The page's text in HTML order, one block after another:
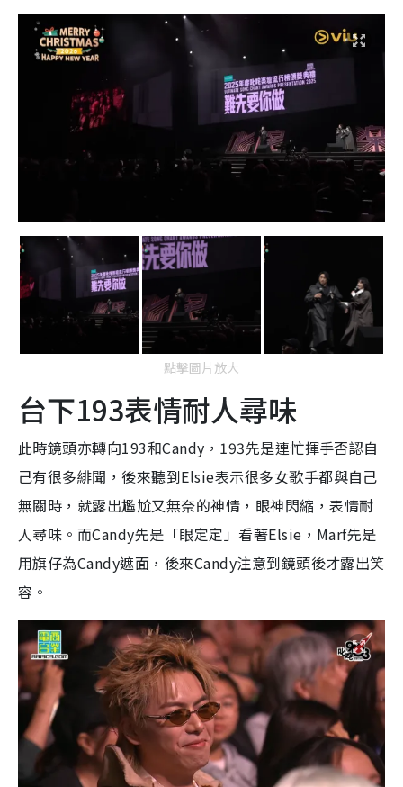
點擊圖片放大
台下193表情耐人尋味
此時鏡頭亦轉向193和Candy，193先是連忙揮手否認自
己有很多緋聞，後來聽到Elsie表示很多女歌手都與自己
無關時，就露出尷尬又無奈的神情，眼神閃縮，表情耐
人尋味。而Candy先是「眼定定」看著Elsie，Marf先是
用旗仔為Candy遮面，後來Candy注意到鏡頭後才露出笑
容。